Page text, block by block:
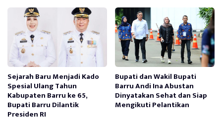
Sejarah Baru Menjadi Kado
Spesial Ulang Tahun
Kabupaten Barru ke 65,
Bupati Barru Dilantik
Presiden RI
Bupati dan Wakil Bupati
Barru Andi Ina Abustan
Dinyatakan Sehat dan Siap
Mengikuti Pelantikan